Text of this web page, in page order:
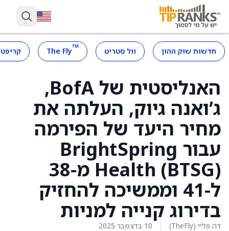
חדשות שוק ההון וול סטריט ™
The Fly
האנליסטית של BofA,
ג’ואנה גיוק, העלתה את
מחיר היעד של הפירמה
עבור BrightSpring
Health (BTSG) מ-38
ל-41 וממשיכה להחזיק
בדירוג קנייה למניות
דה פליי (TheFly) 10 בדצמבר 2025